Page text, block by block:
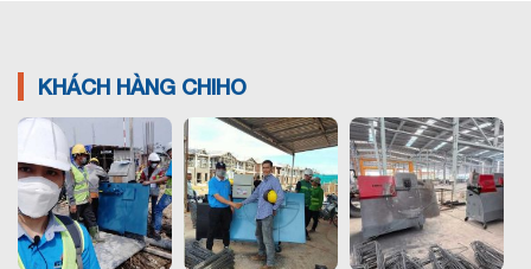
KHÁCH HÀNG CHIHO